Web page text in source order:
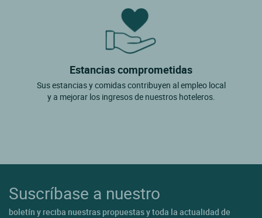
Estancias comprometidas
Sus estancias y comidas contribuyen al empleo local
y a mejorar los ingresos de nuestros hoteleros.
Suscríbase a nuestro
boletín y reciba nuestras propuestas y toda la actualidad de